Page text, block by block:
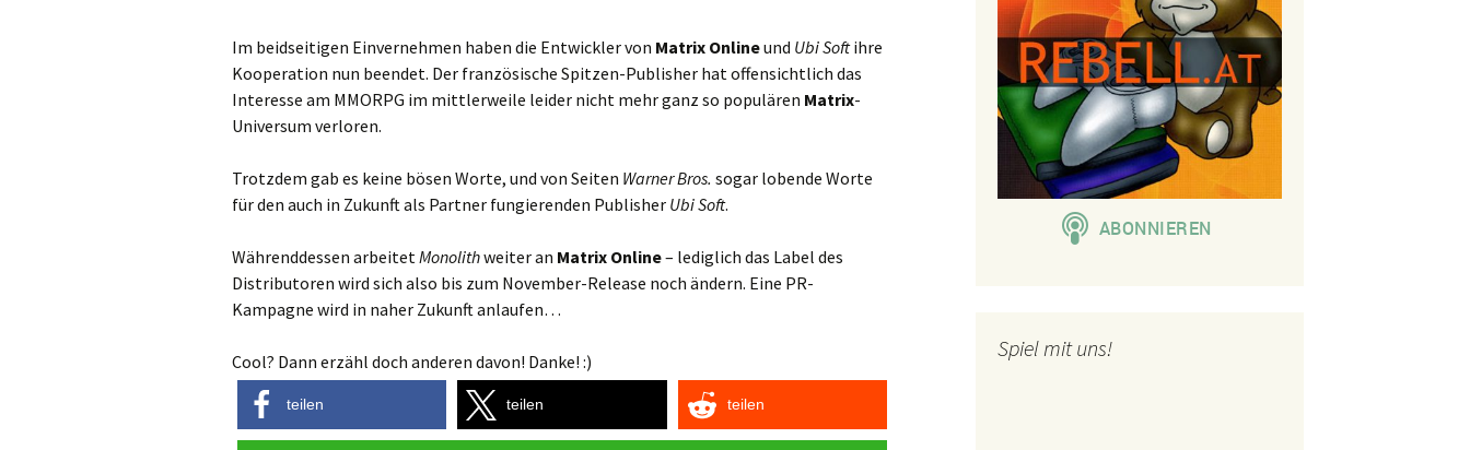
Im beidseitigen Einvernehmen haben die Entwickler von Matrix Onlineund Ubi Softihre
Kooperation nun beendet. Der französische Spitzen-Publisher hat offensichtlich das
Interesse am MMORPG im mittlerweile leider nicht mehr ganz so populären Matrix-
Universum verloren.
Trotzdem gab es keine bösen Worte, und von Seiten Warner Bros. sogar lobende Worte
für den auch in Zukunft als Partner fungierenden Publisher Ubi Soft.
Währenddessen arbeitetMonolithweiter an Matrix Online– lediglich das Label des
Distributoren wird sich also bis zum November-Release noch ändern. Eine PR-
Kampagne wird in naher Zukunft anlaufen…
Cool? Dann erzähl doch anderen davon! Danke! :)
teilen teilen teilen
Spiel mit uns!